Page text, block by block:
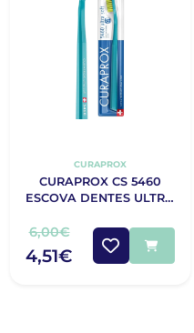
CURAPROX
CURAPROX CS 5460
ESCOVA DENTES ULTRA
6,00€
4,51€